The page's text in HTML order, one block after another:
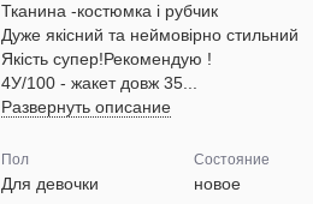
Тканина -костюмка і рубчик
Дуже якісний та неймовірно стильний
Якість супер!Рекомендую !
4У/100 - жакет довж 35...
Развернуть описание
Пол
Для девочки
Состояние
новое